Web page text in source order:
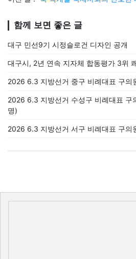
함께 보면 좋은 글
대구 민선9기 시정슬로건 디자인 공개
대구시, 2년 연속 지자체 합동평가 3위
2026 6.3 지방선거 중구 비례대표 구의
2026 6.3 지방선거 수성구 비례대표 구
명)
2026 6.3 지방선거 서구 비례대표 구의